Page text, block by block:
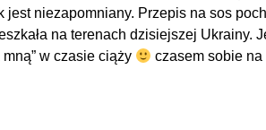
jest niezapomniany. Przepis na sos
na terenach dzisiejszej Ukrainy.
mną” w czasie ciąży
czasem sobie na